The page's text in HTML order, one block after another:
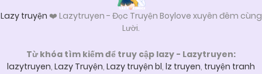
07/01/2025
Lazy truyện ❤️ Lazytruyen - Đọc Truyện Boylove xuyên đêm cùng
Lười.
Từ khóa tìm kiếm để truy cập lazy - Lazytruyen:
lazytruyen, Lazy Truyện, Lazy truyện bl, lz truyen, truyện tranh